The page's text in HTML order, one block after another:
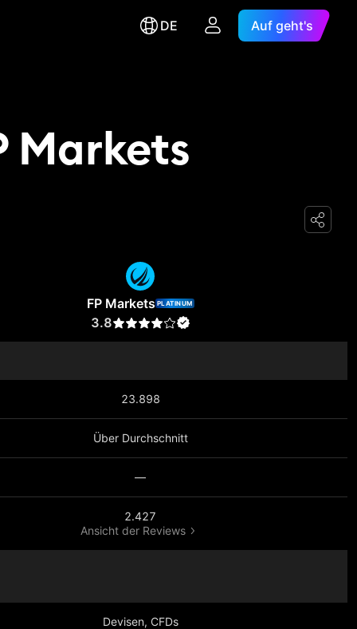
DE Auf geht's
Markets
FP Markets PLATINUM
3.8
23.898
Über Durchschnitt
—
2.427
Ansicht der Reviews
Devisen, CFDs